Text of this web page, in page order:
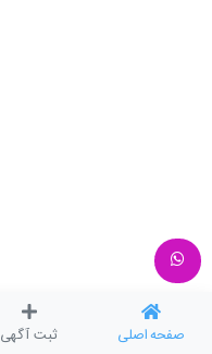
صفحه اصلی ثبت آگهی